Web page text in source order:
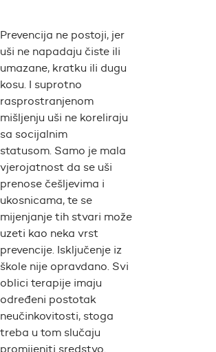
Prevencija ne postoji, jer
uši ne napadaju čiste ili
umazane, kratku ili dugu
kosu. I suprotno
rasprostranjenom
mišljenju uši ne koreliraju
sa socijalnim
statusom. Samo je mala
vjerojatnost da se uši
prenose češljevima i
ukosnicama, te se
mijenjanje tih stvari može
uzeti kao neka vrst
prevencije. Isključenje iz
škole nije opravdano. Svi
oblici terapije imaju
određeni postotak
neučinkovitosti, stoga
treba u tom slučaju
promijeniti sredstvo.